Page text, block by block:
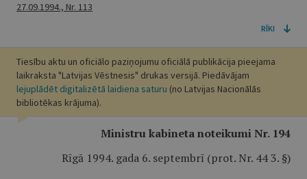
27.09.1994., Nr. 113
RĪKI
Tiesību aktu un oficiālo paziņojumu oficiālā publikācija pieejama
laikraksta "Latvijas Vēstnesis" drukas versijā. Piedāvājam
lejuplādēt digitalizētā laidiena saturu (no Latvijas Nacionālās
bibliotēkas krājuma).
Ministru kabineta noteikumi Nr. 194
Rīgā 1994. gada 6. septembrī (prot. Nr. 44 3. §)